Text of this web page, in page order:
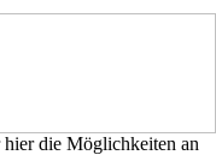
hier die Möglichkeiten an